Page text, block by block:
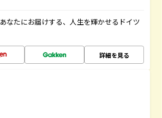
なたにお届けする、人生を輝かせるドイツ
詳細を見る